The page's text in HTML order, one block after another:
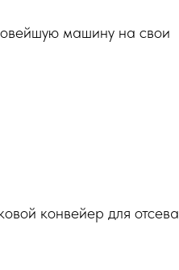
машину на свои
конвейер для отсева